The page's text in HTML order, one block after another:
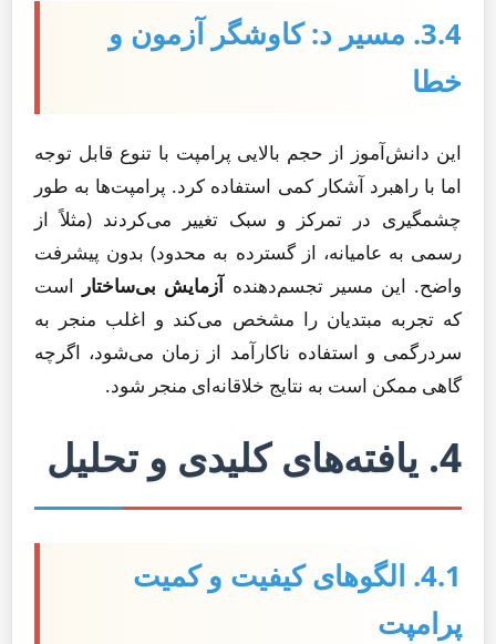
3.4. مسیر د: کاوشگر آزمون و
خطا
این دانش‌آموز از حجم بالایی پرامپت با تنوع قابل توجه
اما با راهبرد آشکار کمی استفاده کرد. پرامپت‌ها به طور
چشمگیری در تمرکز و سبک تغییر می‌کردند (مثلاً از
رسمی به عامیانه، از گسترده به محدود) بدون پیشرفت
واضح. این مسیر تجسم‌دهنده آزمایش بی‌ساختار است
که تجربه مبتدیان را مشخص می‌کند و اغلب منجر به
سردرگمی و استفاده ناکارآمد از زمان می‌شود، اگرچه
گاهی ممکن است به نتایج خلاقانه‌ای منجر شود.
4. یافته‌های کلیدی و تحلیل
4.1. الگوهای کیفیت و کمیت
پرامپت